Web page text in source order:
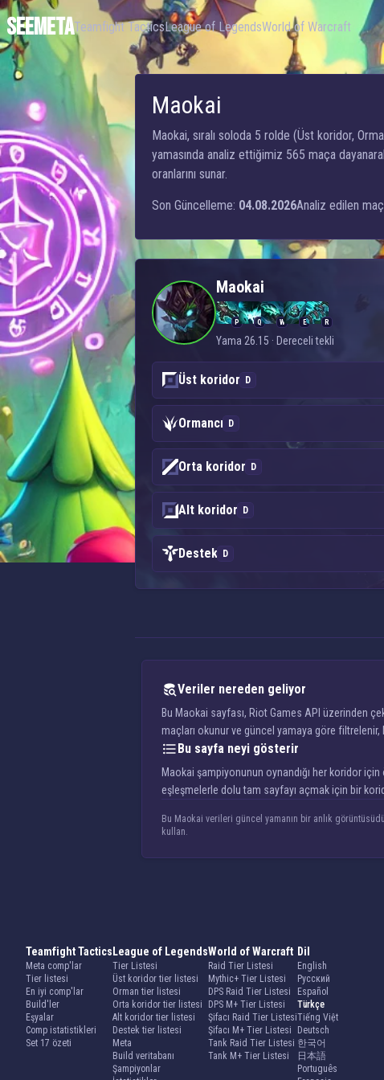
SEEMETATeamfight TacticsLeague of LegendsWorld of Warcraft
Maokai
Maokai, sıralı soloda 5 rolde (Üst koridor,
yamasında analiz ettiğimiz 565 maça
oranlarını sunar.
Son Güncelleme: 04.08.2026Analiz edilen
Maokai
P Q W E R
Yama 26.15 · Dereceli tekli
Üst koridor D
Ormancı D
Orta koridor D
Alt koridor D
Destek D
Veriler nereden geliyor
Bu Maokai sayfası, Riot Games API üzerinden
maçları okunur ve güncel yamaya göre filtrelenir,
Bu sayfa neyi gösterir
Maokai şampiyonunun oynandığı her koridor
eşleşmelerle dolu tam sayfayı açmak için bir
Bu Maokai verileri güncel yamanın bir anlık
kullan.
Teamfight Tactics
Meta comp'lar
Tier listesi
En iyi comp'lar
Build'ler
Eşyalar
Comp istatistikleri
Set 17 özeti
League of Legends
Tier Listesi
Üst koridor tier listesi
Orman tier listesi
Orta koridor tier listesi
Alt koridor tier listesi
Destek tier listesi
Meta
Build veritabanı
Şampiyonlar
World of Warcraft
Raid Tier Listesi
Mythic+ Tier Listesi
DPS Raid Tier Listesi
DPS M+ Tier Listesi
Şifacı Raid Tier Listesi
Şifacı M+ Tier Listesi
Tank Raid Tier Listesi
Tank M+ Tier Listesi
Dil
English
Русский
Español
Türkçe
Tiếng Việt
Deutsch
한국어
日本語
Português